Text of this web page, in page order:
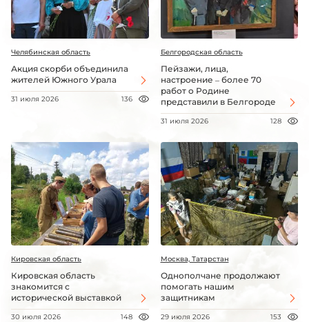
Челябинская область
Акция скорби объединила
жителей Южного Урала
31 июля 2026 136
Белгородская область
Пейзажи, лица,
настроение – более 70
работ о Родине
представили в Белгороде
31 июля 2026 128
Кировская область
Кировская область
знакомится с
исторической выставкой
30 июля 2026 148
Москва, Татарстан
Однополчане продолжают
помогать нашим
защитникам
29 июля 2026 153